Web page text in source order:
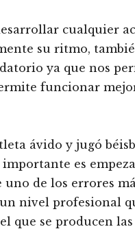
cualquier
su ritmo,
ya que nos
funcionar
ávido y jugó
es
de los errores
nivel profesional
que se producen